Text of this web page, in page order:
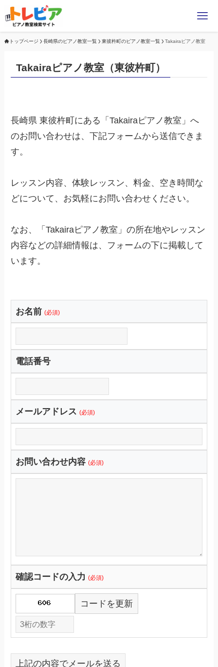
トップページ 長崎県のピアノ教室一覧 東彼杵町のピアノ教室一覧 Takairaピアノ教室
Takairaピアノ教室（東彼杵町）
長崎県 東彼杵町にある「Takairaピアノ教室」へ
のお問い合わせは、下記フォームから送信できま
す。
レッスン内容、体験レッスン、料金、空き時間な
どについて、お気軽にお問い合わせください。
なお、「Takairaピアノ教室」の所在地やレッスン
内容などの詳細情報は、フォームの下に掲載して
います。
お名前 (必須)
電話番号
メールアドレス (必須)
お問い合わせ内容 (必須)
確認コードの入力(必須)
コードを更新
上記の内容でメールを送る